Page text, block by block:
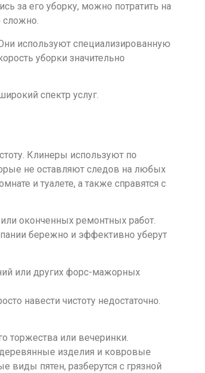
за его уборку, можно потратить на
сложно.
используют специализированную
уборки значительно
спектр услуг.
Клинеры используют по
не оставляют следов на любых
и туалете, а также справятся с
оконченных ремонтных работ.
бережно и эффективно уберут
или других форс-мажорных
навести чистоту недостаточно.
торжества или вечеринки.
изделия и ковровые
пятен, разберутся с грязной